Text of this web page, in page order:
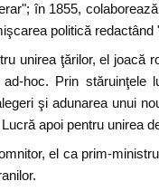
în 1855,
politică
unirea ţărilor, el joacă
hoc. Prin stăruinţele
şi adunarea unui
apoi pentru unirea
el ca prim-